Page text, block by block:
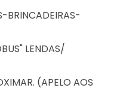
BRINCADEIRAS-
LENDAS/
(APELO AOS